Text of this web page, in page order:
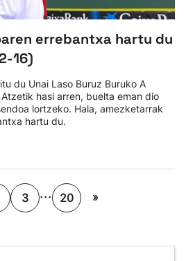
errebantxa hartu du
16)
du Unai Laso Buruz Buruko A
hasi arren, buelta eman dio
lortzeko. Hala, amezketarrak
hartu du.
3 ... 20 »